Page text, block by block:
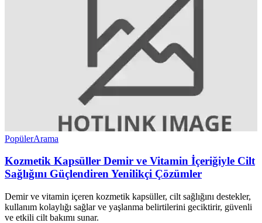
PopülerArama
Kozmetik Kapsüller Demir ve Vitamin İçeriğiyle Cilt
Sağlığını Güçlendiren Yenilikçi Çözümler
Demir ve vitamin içeren kozmetik kapsüller, cilt sağlığını destekler,
kullanım kolaylığı sağlar ve yaşlanma belirtilerini geciktirir, güvenli
ve etkili cilt bakımı sunar.